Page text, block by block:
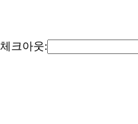
체크아웃: